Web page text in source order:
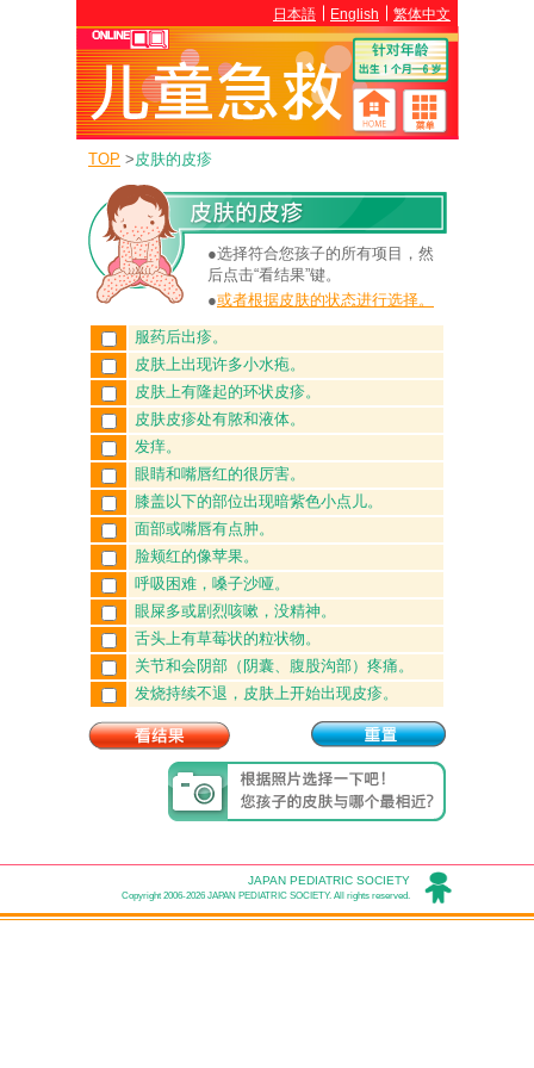
日本語 English 繁体中文
TOP >皮肤的皮疹
●选择符合您孩子的所有项目，然
后点击“看结果”键。
●或者根据皮肤的状态进行选择。
服药后出疹。
皮肤上出现许多小水疱。
皮肤上有隆起的环状皮疹。
皮肤皮疹处有脓和液体。
发痒。
眼睛和嘴唇红的很厉害。
膝盖以下的部位出现暗紫色小点儿。
面部或嘴唇有点肿。
脸颊红的像苹果。
呼吸困难，嗓子沙哑。
眼屎多或剧烈咳嗽，没精神。
舌头上有草莓状的粒状物。
关节和会阴部（阴囊、腹股沟部）疼痛。
发烧持续不退，皮肤上开始出现皮疹。
JAPAN PEDIATRIC SOCIETY
Copyright 2006-2026 JAPAN PEDIATRIC SOCIETY. All rights reserved.